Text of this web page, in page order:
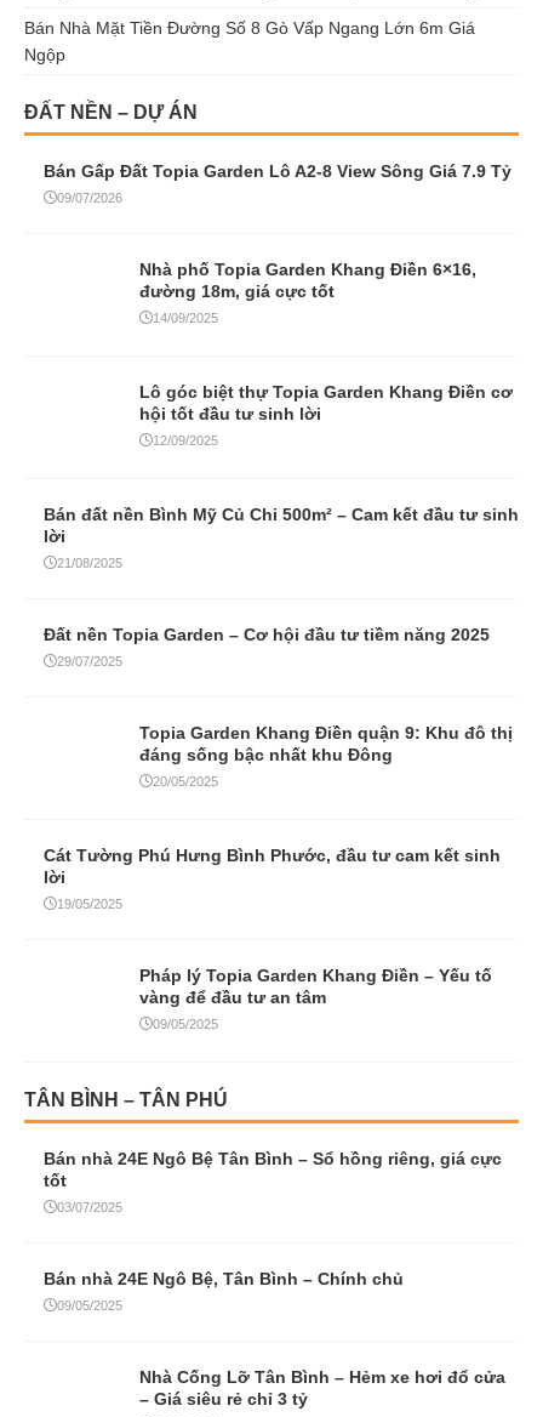
Bán Nhà Mặt Tiền Đường Số 8 Gò Vấp Ngang Lớn 6m Giá
Ngộp
ĐẤT NỀN – DỰ ÁN
Bán Gấp Đất Topia Garden Lô A2-8 View Sông Giá 7.9 Tỷ
09/07/2026
Nhà phố Topia Garden Khang Điền 6×16,
đường 18m, giá cực tốt
14/09/2025
Lô góc biệt thự Topia Garden Khang Điền cơ
hội tốt đầu tư sinh lời
12/09/2025
Bán đất nền Bình Mỹ Củ Chi 500m² – Cam kết đầu tư sinh
lời
21/08/2025
Đất nền Topia Garden – Cơ hội đầu tư tiềm năng 2025
29/07/2025
Topia Garden Khang Điền quận 9: Khu đô thị
đáng sống bậc nhất khu Đông
20/05/2025
Cát Tường Phú Hưng Bình Phước, đầu tư cam kết sinh
lời
19/05/2025
Pháp lý Topia Garden Khang Điền – Yếu tố
vàng để đầu tư an tâm
09/05/2025
TÂN BÌNH – TÂN PHÚ
Bán nhà 24E Ngô Bệ Tân Bình – Sổ hồng riêng, giá cực
tốt
03/07/2025
Bán nhà 24E Ngô Bệ, Tân Bình – Chính chủ
09/05/2025
Nhà Cống Lỡ Tân Bình – Hẻm xe hơi đổ cửa
– Giá siêu rẻ chỉ 3 tỷ